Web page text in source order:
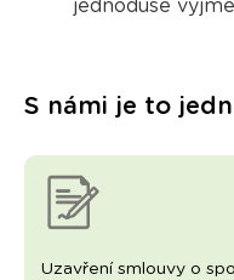
jednoduše
S námi je to
Uzavření smlouvy o